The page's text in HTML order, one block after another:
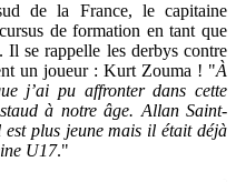
de la France, le capitaine
de formation en tant que
se rappelle les derbys contre
un joueur : Kurt Zouma ! "À
j’ai pu affronter dans cette
à notre âge. Allan Saint-
plus jeune mais il était déjà
U17."